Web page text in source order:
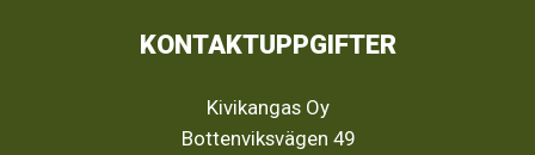
KONTAKTUPPGIFTER
Kivikangas Oy
Bottenviksvägen 49